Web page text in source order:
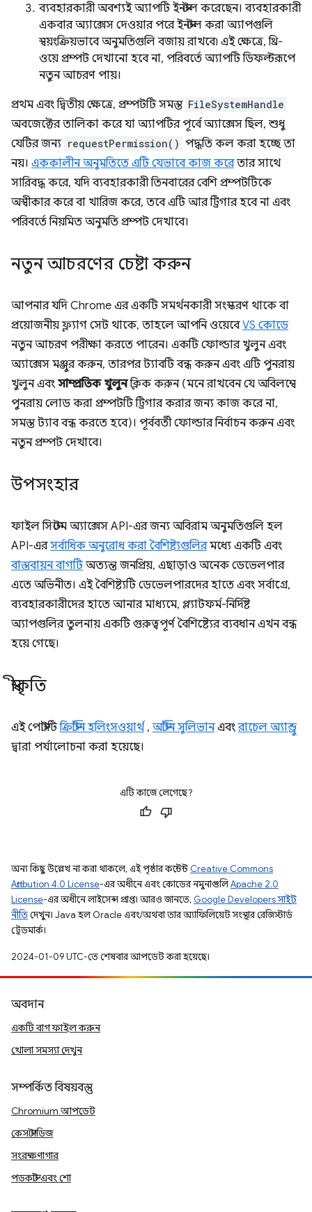
ব্যবহারকারী অবশ্যই অ্যাপটি ইনস্টল করেছেন। ব্যবহারকারী
একবার অ্যাক্সেস দেওয়ার পরে ইনস্টল করা অ্যাপগুলি
স্বয়ংক্রিয়ভাবে অনুমতিগুলি বজায় রাখবে৷ এই ক্ষেত্রে, থ্রি-
ওয়ে প্রম্পট দেখানো হবে না, পরিবর্তে অ্যাপটি ডিফল্টরূপে
নতুন আচরণ পায়।
প্রথম এবং দ্বিতীয় ক্ষেত্রে, প্রম্পটটি সমস্ত FileSystemHandle
অবজেক্টের তালিকা করে যা অ্যাপটির পূর্বে অ্যাক্সেস ছিল, শুধু
যেটির জন্য requestPermission() পদ্ধতি কল করা হচ্ছে তা
নয়। এককালীন অনুমতিতে এটি যেভাবে কাজ করেতার সাথে
সারিবদ্ধ করে, যদি ব্যবহারকারী তিনবারের বেশি প্রম্পটটিকে
অস্বীকার করে বা খারিজ করে, তবে এটি আর ট্রিগার হবে না এবং
পরিবর্তে নিয়মিত অনুমতি প্রম্পট দেখাবে।
নতুন আচরণের চেষ্টা করুন
আপনার যদি Chrome এর একটি সমর্থনকারী সংস্করণ থাকে বা
প্রয়োজনীয় ফ্ল্যাগ সেট থাকে, তাহলে আপনি ওয়েবেVS কোডে
নতুন আচরণ পরীক্ষা করতে পারেন। একটি ফোল্ডার খুলুন এবং
অ্যাক্সেস মঞ্জুর করুন, তারপর ট্যাবটি বন্ধ করুন এবং এটি পুনরায়
খুলুন এবং সাম্প্রতিক খুলুনক্লিক করুন (মনে রাখবেন যে অবিলম্বে
পুনরায় লোড করা প্রম্পটটি ট্রিগার করার জন্য কাজ করে না,
সমস্ত ট্যাব বন্ধ করতে হবে)। পূর্ববর্তী ফোল্ডার নির্বাচন করুন এবং
নতুন প্রম্পট দেখাবে।
উপসংহার
ফাইল সিস্টেম অ্যাক্সেস API-এর জন্য অবিরাম অনুমতিগুলি হল
API-এরসর্বাধিক অনুরোধ করা বৈশিষ্ট্যগুলিরমধ্যে একটি এবং
বাস্তবায়ন বাগটিঅত্যন্ত জনপ্রিয়, এছাড়াও অনেক ডেভেলপার
এতে অভিনীত। এই বৈশিষ্ট্যটি ডেভেলপারদের হাতে এবং সর্বাগ্রে,
ব্যবহারকারীদের হাতে আনার মাধ্যমে, প্ল্যাটফর্ম-নির্দিষ্ট
অ্যাপগুলির তুলনায় একটি গুরুত্বপূর্ণ বৈশিষ্ট্যের ব্যবধান এখন বন্ধ
হয়ে গেছে।
স্বীকৃতি
এই পোস্টটিক্রিস্টিন হলিংসওয়ার্থ , অস্টিন সুলিভানএবংরাচেল অ্যান্ড্রু
দ্বারা পর্যালোচনা করা হয়েছে।
এটি কাজে লেগেছে?
অন্য কিছু উল্লেখ না করা থাকলে, এই পৃষ্ঠার কন্টেন্ট Creative Commons
Attribution 4.0 License-এর অধীনে এবং কোডের নমুনাগুলিApache 2.0
License-এর অধীনে লাইসেন্স প্রাপ্ত। আরও জানতে, Google Developers সাইট
নীতিদেখুন। Java হল Oracle এবং/অথবা তার অ্যাফিলিয়েট সংস্থার রেজিস্টার্ড
ট্রেডমার্ক।
2024-01-09 UTC-তে শেষবার আপডেট করা হয়েছে।
অবদান
একটি বাগ ফাইল করুন
খোলা সমস্যা দেখুন
সম্পর্কিত বিষয়বস্তু
Chromium আপডেট
কেস স্টাডিজ
সংরক্ষণাগার
পডকাস্ট এবং শো